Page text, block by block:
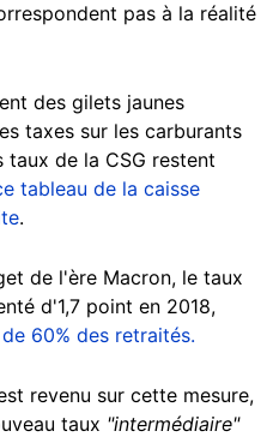
pas à la réalité
des gilets jaunes
taxes sur les carburants
de la CSG restent
tableau de la caisse
.
de l'ère Macron, le taux
d'1,7 point en 2018,
60% des retraités.
revenu sur cette mesure,
taux "intermédiaire"